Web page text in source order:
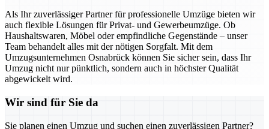
Als Ihr zuverlässiger Partner für professionelle Umzüge bieten wir
auch flexible Lösungen für Privat- und Gewerbeumzüge. Ob
Haushaltswaren, Möbel oder empfindliche Gegenstände – unser
Team behandelt alles mit der nötigen Sorgfalt. Mit dem
Umzugsunternehmen Osnabrück können Sie sicher sein, dass Ihr
Umzug nicht nur pünktlich, sondern auch in höchster Qualität
abgewickelt wird.
Wir sind für Sie da
Sie planen einen Umzug und suchen einen zuverlässigen Partner?